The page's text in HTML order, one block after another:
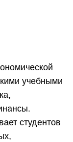
операциям по
будут
данные,